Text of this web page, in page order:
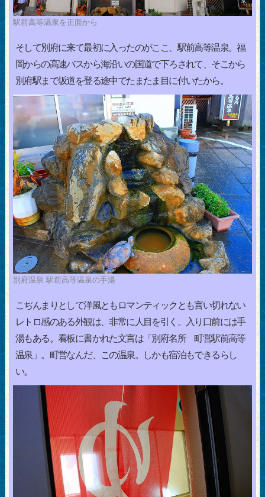
駅前高等温泉を正面から
そして別府に来て最初に入ったのがここ、駅前高等温泉。福
岡からの高速バスから海沿いの国道で下ろされて、そこから
別府駅まで坂道を登る途中でたまたま目に付いたから。
別府温泉 駅前高等温泉の手湯
こぢんまりとして洋風ともロマンティックとも言い切れない
レトロ感のある外観は、非常に人目を引く。入り口前には手
湯もある。看板に書かれた文言は「別府名所 町営駅前高等
温泉」。町営なんだ、この温泉。しかも宿泊もできるらし
い。